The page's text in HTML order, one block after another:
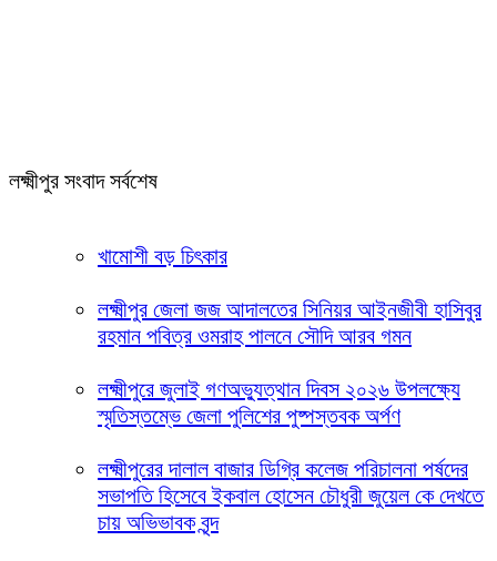
লক্ষ্মীপুর সংবাদ সর্বশেষ
খামোশী বড় চিৎকার
লক্ষ্মীপুর জেলা জজ আদালতের সিনিয়র আইনজীবী হাসিবুর
রহমান পবিত্র ওমরাহ পালনে সৌদি আরব গমন
লক্ষ্মীপুরে জুলাই গণঅভ্যুত্থান দিবস ২০২৬ উপলক্ষ্যে
স্মৃতিস্তম্ভে জেলা পুলিশের পুষ্পস্তবক অর্পণ
লক্ষ্মীপুরের দালাল বাজার ডিগ্রি কলেজ পরিচালনা পর্ষদের
সভাপতি হিসেবে ইকবাল হোসেন চৌধুরী জুয়েল কে দেখতে
চায় অভিভাবক বৃন্দ